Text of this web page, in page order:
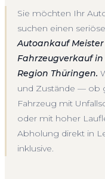
Sie möchten Ihr
suchen einen
Autoankauf
Fahrzeugverkauf
Region Thüringen.
und Zustände — ob
Fahrzeug mit
oder mit hoher
Abholung direkt in
inklusive.